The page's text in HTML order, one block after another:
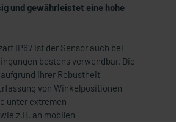
und gewährleistet eine hohe
IP67 ist der Sensor auch bei
bestens verwendbar. Die
ihrer Robustheit
von Winkelpositionen
unter extremen
z.B. an mobilen